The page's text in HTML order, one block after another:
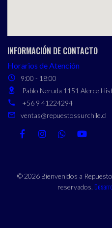
INFORMACIÓN DE CONTACTO
Horarios de Atención
9:00 - 18:00
Pablo Neruda 1151 Alerce
+56 9 41224294
ventas@repuestossurchile.cl
© 2026 Bienvenidos a
reservados.